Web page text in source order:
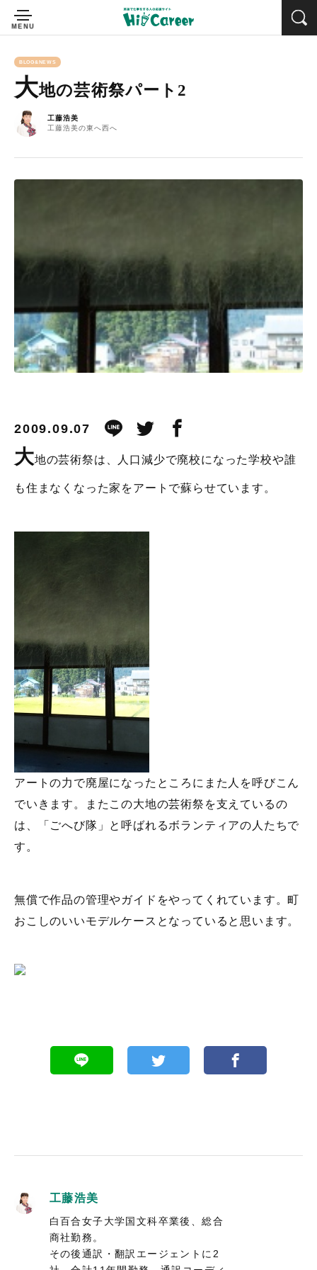
BLOG&NEWS
大地の芸術祭パート2
工藤浩美
工藤浩美の東へ西へ
2009.09.07
大地の芸術祭は、人口減少で廃校になった学校や誰
も住まなくなった家をアートで蘇らせています。
アートの力で廃屋になったところにまた人を呼びこん
でいきます。またこの大地の芸術祭を支えているの
は、「ごへび隊」と呼ばれるボランティアの人たちで
す。
無償で作品の管理やガイドをやってくれています。町
おこしのいいモデルケースとなっていると思います。
工藤浩美
白百合女子大学国文科卒業後、総合
商社勤務。
その後通訳・翻訳エージェントに2